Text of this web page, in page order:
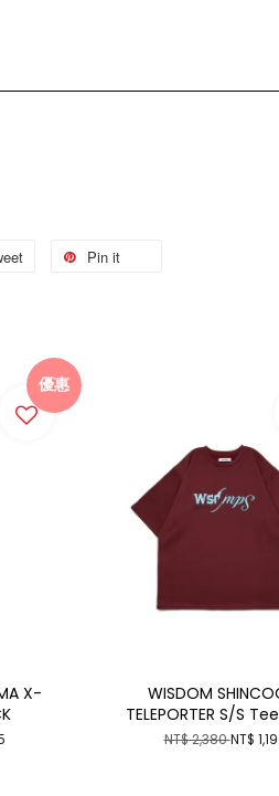
Pin it
優惠
X-
WISDOM
TELEPORTER S/S
NT$ 2,380NT$